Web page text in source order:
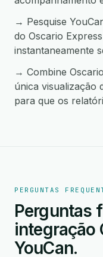
→ Pesquise
do Oscario
instantaneamente
→ Combine
única visualização
para que os
PERGUNTAS
Perguntas
integração
YouCan.